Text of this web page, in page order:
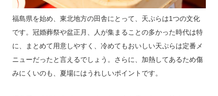
福島県を始め、東北地方の田舎にとって、天ぷらは1つの文化
です。冠婚葬祭や盆正月、人が集まることの多かった時代は特
に、まとめて用意しやすく、冷めてもおいしい天ぷらは定番メ
ニューだったと言えるでしょう。さらに、加熱してあるため傷
みにくいのも、夏場にはうれしいポイントです。